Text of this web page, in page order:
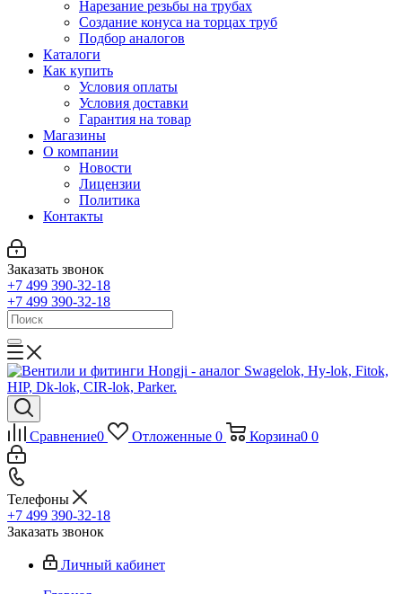
Нарезание резьбы на трубах
Создание конуса на торцах труб
Подбор аналогов
Каталоги
Как купить
Условия оплаты
Условия доставки
Гарантия на товар
Магазины
О компании
Новости
Лицензии
Политика
Контакты
Заказать звонок
+7 499 390-32-18
+7 499 390-32-18
Сравнение0 Отложенные 0 Корзина0 0
Телефоны
+7 499 390-32-18
Заказать звонок
Личный кабинет